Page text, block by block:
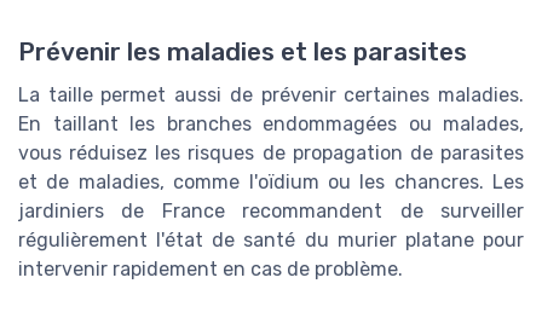
Prévenir les maladies et les parasites
La taille permet aussi de prévenir certaines maladies.
En taillant les branches endommagées ou malades,
vous réduisez les risques de propagation de parasites
et de maladies, comme l'oïdium ou les chancres. Les
jardiniers de France recommandent de surveiller
régulièrement l'état de santé du murier platane pour
intervenir rapidement en cas de problème.